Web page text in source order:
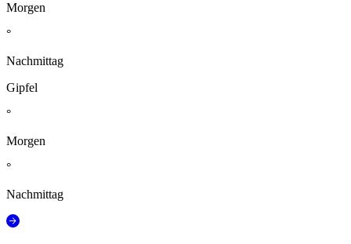
Morgen
°
Nachmittag
Gipfel
°
Morgen
°
Nachmittag